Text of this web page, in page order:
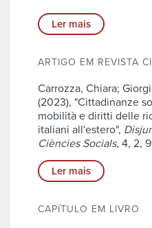
Ler mais
ARTIGO EM REVISTA
Carrozza, Chiara;
(2023), "Cittadinanze
mobilità e diritti delle
italiani all'estero",
Ciències Socials, 4, 2,
Ler mais
CAPÍTULO EM LIVRO